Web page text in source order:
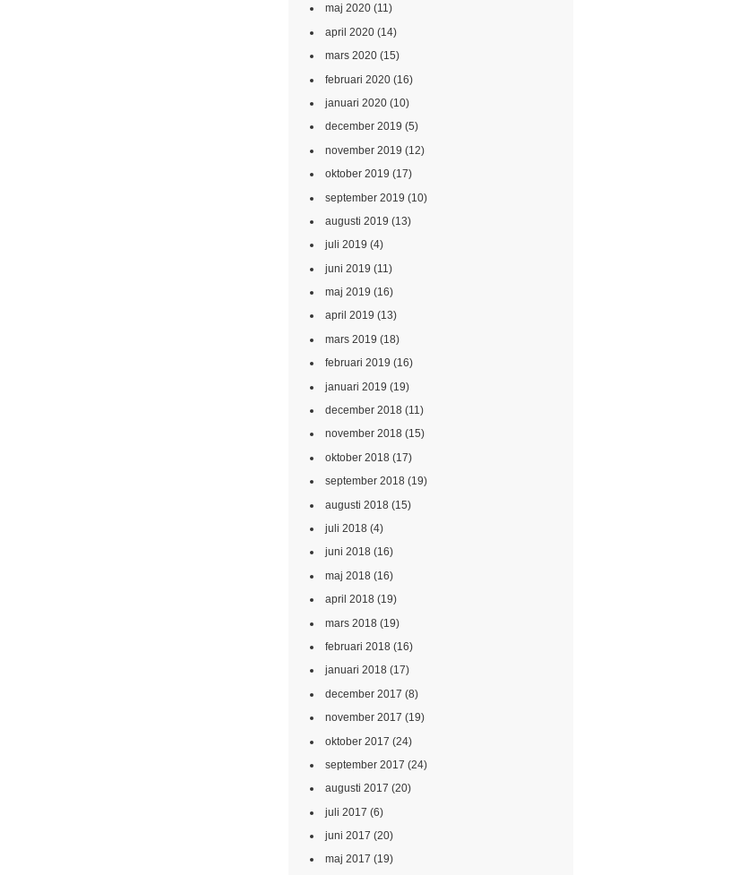
maj 2020(11)
april 2020(14)
mars 2020(15)
februari 2020(16)
januari 2020(10)
december 2019 (5)
november 2019 (12)
oktober 2019 (17)
september 2019 (10)
augusti 2019 (13)
juli 2019 (4)
juni 2019 (11)
maj 2019 (16)
april 2019 (13)
mars 2019 (18)
februari 2019 (16)
januari 2019 (19)
december 2018(11)
november 2018(15)
oktober 2018(17)
september 2018(19)
augusti 2018(15)
juli 2018(4)
juni 2018(16)
maj 2018(16)
april 2018(19)
mars 2018(19)
februari 2018(16)
januari 2018(17)
december 2017 (8)
november 2017 (19)
oktober 2017 (24)
september 2017 (24)
augusti 2017 (20)
juli 2017 (6)
juni 2017 (20)
maj 2017 (19)